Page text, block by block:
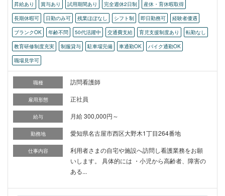
昇給あり
賞与あり 試用期間あり 完全週休2日制
産休・育休暇取得
長期休暇可
日勤のみ可 残業ほぼなし シフト制 即日勤務可
経験者優遇
ブランクOK
年齢不問 50代活躍中 交通費支給 育児支援制度あり
転勤なし
教育研修制度充実
制服貸与 駐車場完備 車通勤OK
バイク通勤OK
職場見学可
職種 訪問看護師
雇用形態 正社員
給与 月給 300,000円～
勤務地 愛知県名古屋市西区大野木1丁目264番地
仕事内容
利用者さまの自宅や施設へ訪問し看護業務をお願
いします。 具体的には ・小児から高齢者、障害の
ある...